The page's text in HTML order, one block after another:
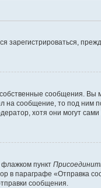
сообщения. Вы
сообщение, то под ним
хотя они могут
пункт
параграфе «Отправка
сообщения.